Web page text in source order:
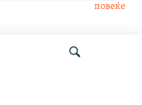
повеќе